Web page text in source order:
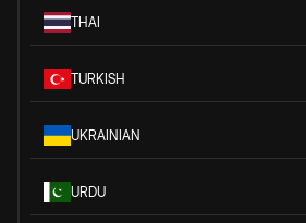
THAI
TURKISH
UKRAINIAN
URDU